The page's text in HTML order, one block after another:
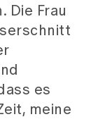
Die Frau
es
meine